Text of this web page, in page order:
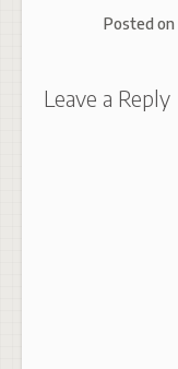
Posted on
Leave a Reply